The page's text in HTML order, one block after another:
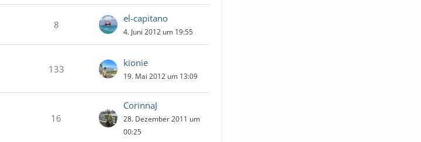
8
el-capitano
4. Juni 2012 um 19:55
133
kionie
19. Mai 2012 um 13:09
16
CorinnaJ
28. Dezember 2011 um
00:25